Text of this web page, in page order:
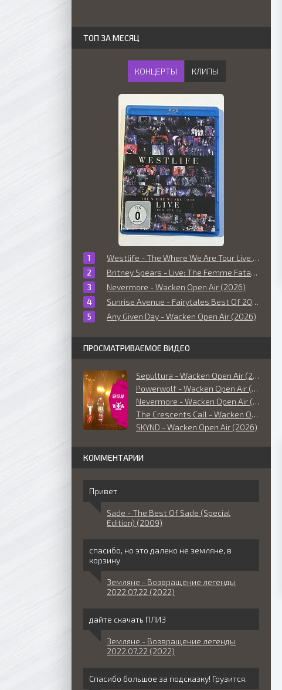
ТОП ЗА МЕСЯЦ
КОНЦЕРТЫ КЛИПЫ
Westlife - The Where We Are Tour Live From The O2 (2010)
Britney Spears - Live: The Femme Fatale Tour (2011)
Nevermore - Wacken Open Air (2026)
Sunrise Avenue - Fairytales Best Of 2006-2014 (Live at O² World Hamburg) (2014)
Any Given Day - Wacken Open Air (2026)
ПРОСМАТРИВАЕМОЕ ВИДЕО
Sepultura - Wacken Open Air (2026)
Powerwolf - Wacken Open Air (2026)
Nevermore - Wacken Open Air (2026)
The Crescents Call - Wacken Open Air (2026)
SKYND - Wacken Open Air (2026)
КОММЕНТАРИИ
Привет
Sade - The Best Of Sade (Special
Edition) (2009)
спасибо, но это далеко не земляне, в
корзину
Земляне - Возвращение легенды
2022.07.22 (2022)
дайте скачать ПЛИЗ
Земляне - Возвращение легенды
2022.07.22 (2022)
Спасибо большое за подсказку! Грузится.